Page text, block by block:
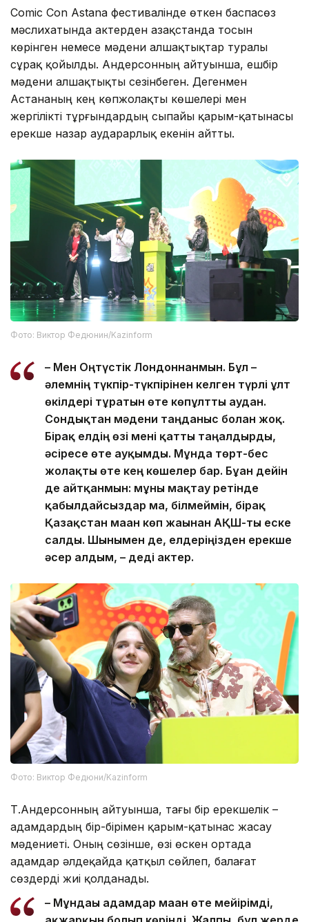
Comic Con Astana фестивалінде өткен баспасөз
мәслихатында актерден Қазақстанда тосын
көрінген немесе мәдени алшақтықтар туралы
сұрақ қойылды. Андерсонның айтуынша, ешбір
мәдени алшақтықты сезінбеген. Дегенмен
Астананың кең көпжолақты көшелері мен
жергілікті тұрғындардың сыпайы қарым-қатынасы
ерекше назар аударарлық екенін айтты.
Фото: Виктор Федюнин/Kazinform
– Мен Оңтүстік Лондоннанмын. Бұл –
әлемнің түкпір-түкпірінен келген түрлі ұлт
өкілдері тұратын өте көпұлтты аудан.
Сондықтан мәдени таңданыс болған жоқ.
Бірақ елдің өзі мені қатты таңғалдырды,
әсіресе өте ауқымды. Мұнда төрт-бес
жолақты өте кең көшелер бар. Бұған дейін
де айтқанмын: мұны мақтау ретінде
қабылдайсыздар ма, білмеймін, бірақ
Қазақстан маған көп жағынан АҚШ-ты еске
салды. Шынымен де, елдеріңізден ерекше
әсер алдым, – деді актер.
Фото: Виктор Федюни/Kazinform
Т.Андерсонның айтуынша, тағы бір ерекшелік –
адамдардың бір-бірімен қарым-қатынас жасау
мәдениеті. Оның сөзінше, өзі өскен ортада
адамдар әлдеқайда қатқыл сөйлеп, балағат
сөздерді жиі қолданады.
– Мұндағы адамдар маған өте мейірімді,